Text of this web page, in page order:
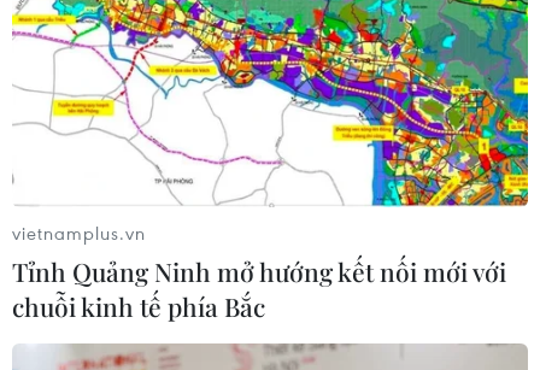
#Dịch bệnh Ebola #WTO
#Vắcxin phòng ngừa Ebola
#American Airlines
Theo dõi VietnamPlus
vietnamplus.vn
Tỉnh Quảng Ninh mở hướng kết nối mới với
chuỗi kinh tế phía Bắc